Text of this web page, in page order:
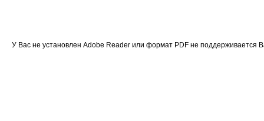
У Вас не установлен Adobe Reader или формат PDF не поддерживается